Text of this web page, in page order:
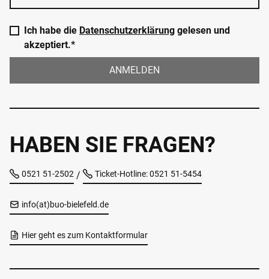
Ich habe die Datenschutzerklärung gelesen und
akzeptiert.*
ANMELDEN
HABEN SIE FRAGEN?
0521 51-2502 / Ticket-Hotline: 0521 51-5454
info(at)buo-bielefeld.de
Hier geht es zum Kontaktformular